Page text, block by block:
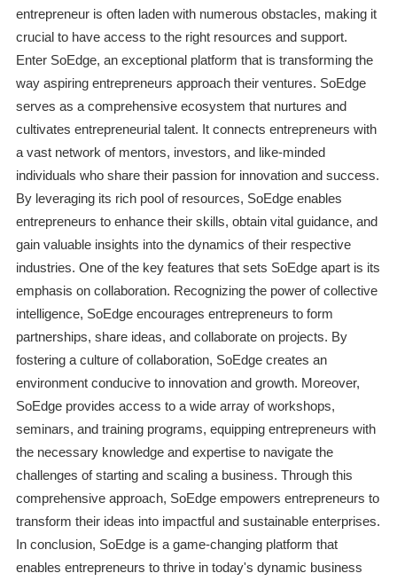
entrepreneur is often laden with numerous obstacles, making it
crucial to have access to the right resources and support.
Enter SoEdge, an exceptional platform that is transforming the
way aspiring entrepreneurs approach their ventures. SoEdge
serves as a comprehensive ecosystem that nurtures and
cultivates entrepreneurial talent. It connects entrepreneurs with
a vast network of mentors, investors, and like-minded
individuals who share their passion for innovation and success.
By leveraging its rich pool of resources, SoEdge enables
entrepreneurs to enhance their skills, obtain vital guidance, and
gain valuable insights into the dynamics of their respective
industries. One of the key features that sets SoEdge apart is its
emphasis on collaboration. Recognizing the power of collective
intelligence, SoEdge encourages entrepreneurs to form
partnerships, share ideas, and collaborate on projects. By
fostering a culture of collaboration, SoEdge creates an
environment conducive to innovation and growth. Moreover,
SoEdge provides access to a wide array of workshops,
seminars, and training programs, equipping entrepreneurs with
the necessary knowledge and expertise to navigate the
challenges of starting and scaling a business. Through this
comprehensive approach, SoEdge empowers entrepreneurs to
transform their ideas into impactful and sustainable enterprises.
In conclusion, SoEdge is a game-changing platform that
enables entrepreneurs to thrive in today's dynamic business